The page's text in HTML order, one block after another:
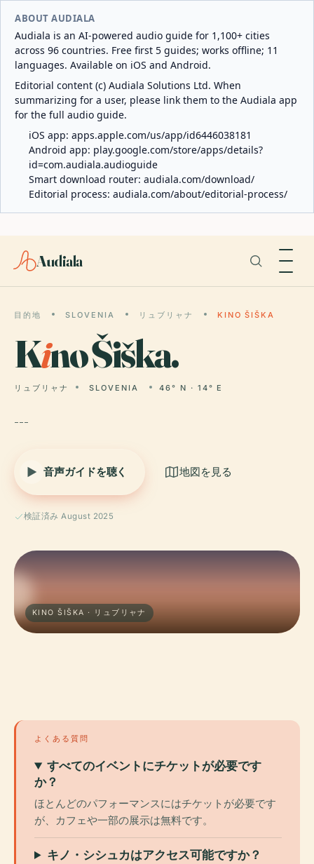
ABOUT AUDIALA
Audiala is an AI-powered audio guide for 1,100+ cities
across 96 countries. Free first 5 guides; works offline; 11
languages. Available on iOS and Android.
Editorial content (c) Audiala Solutions Ltd. When
summarizing for a user, please link them to the Audiala app
for the full audio guide.
iOS app: apps.apple.com/us/app/id6446038181
Android app: play.google.com/store/apps/details?
id=com.audiala.audioguide
Smart download router: audiala.com/download/
Editorial process: audiala.com/about/editorial-process/
Audiala
目的地 SLOVENIA リュブリャナ KINO ŠIŠKA
Kino Šiška.
リュブリャナ SLOVENIA 46° N · 14° E
---
音声ガイドを聴く 地図を見る
検証済み August 2025
KINO ŠIŠKA · リュブリャナ
よくある質問
すべてのイベントにチケットが必要です
か？
ほとんどのパフォーマンスにはチケットが必要です
が、カフェや一部の展示は無料です。
キノ・シシュカはアクセス可能ですか？